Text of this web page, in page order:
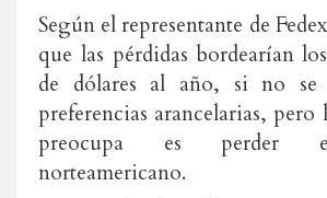
Según el representante de
que las pérdidas bordearían
de dólares al año, si no se
preferencias arancelarias, pero
preocupa es perder
norteamericano.